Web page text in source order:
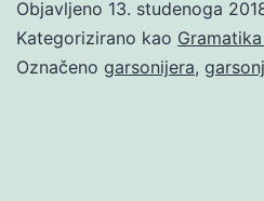
Objavljeno 13. studenoga
Kategorizirano kao
Označeno garsonijera,